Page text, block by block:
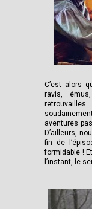
C’est alors
ravis,
aventures
D’ailleurs,
fin de
formidable !
l’instant, le